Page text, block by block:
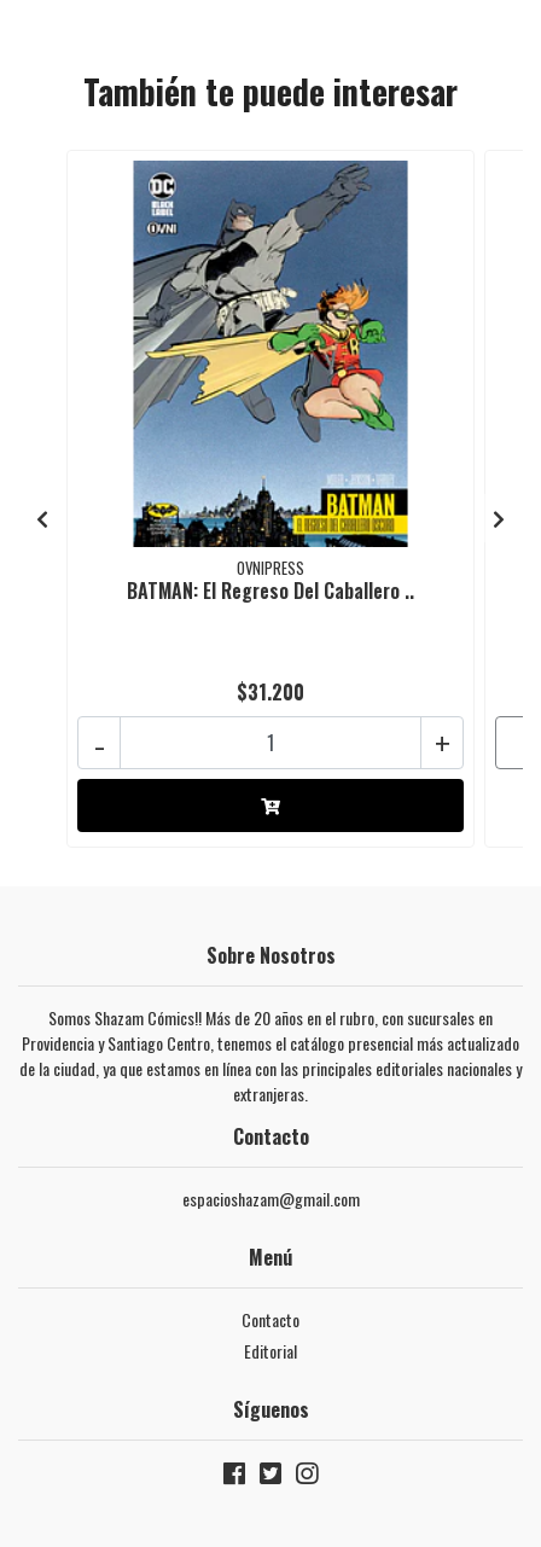
También te puede interesar
OVNIPRESS
BATMAN: El Regreso Del Caballero ..
$31.200
+
-
Sobre Nosotros
Somos Shazam Cómics!! Más de 20 años en el rubro, con sucursales en
Providencia y Santiago Centro, tenemos el catálogo presencial más actualizado
de la ciudad, ya que estamos en línea con las principales editoriales nacionales y
extranjeras.
Contacto
espacioshazam@gmail.com
Menú
Contacto
Editorial
Síguenos